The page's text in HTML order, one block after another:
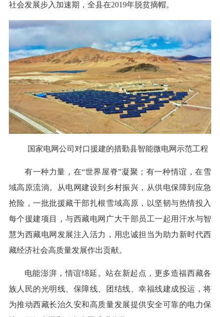
社会发展步入加速期，全县在2019年脱贫摘帽。
国家电网公司对口援建的措勤县智能微电网示范工程
有一种力量，在“世界屋脊”凝聚；有一种情谊，在雪
域高原流淌。从电网建设到乡村振兴，从供电保障到应急
抢险，一批批援藏干部扎根雪域高原，以坚韧与热情投入
每个援建项目，与西藏电网广大干部员工一起用汗水与智
慧为西藏电网发展注入活力，用忠诚担当为助力新时代西
藏经济社会高质量发展作出贡献。
电能澎湃，情谊绵延。站在新起点，更多造福西藏各
族人民的光明线、保障线、团结线、幸福线建成投运，将
为推动西藏长治久安和高质量发展提供安全可靠的电力保